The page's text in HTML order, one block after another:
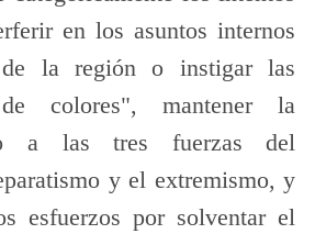
en los asuntos internos
la región o instigar las
de colores", mantener la
a las tres fuerzas del
y el extremismo, y
esfuerzos por solventar el